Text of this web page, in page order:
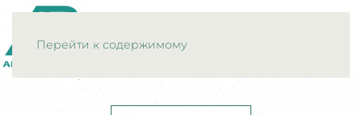
Перейти к содержимому